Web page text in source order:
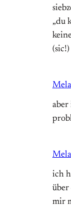
„du
aber
ich
über
mir